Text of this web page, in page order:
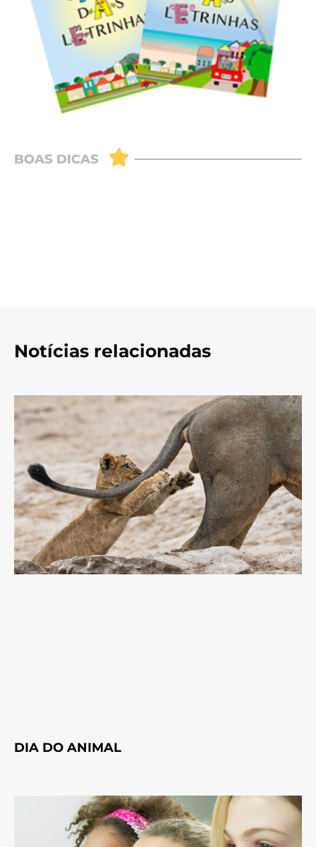
Notícias relacionadas
DIA DO ANIMAL